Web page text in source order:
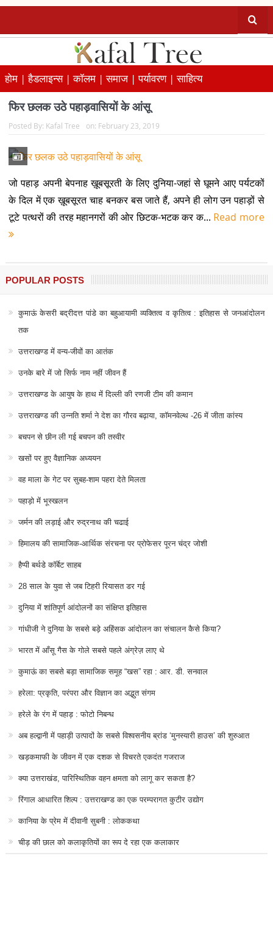
होम |हैडलाइन्स |कॉलम |समाज |पर्यावरण |साहित्य
फिर छलक उठे पहाड़वासियों के आंसू
Posted By: Kafal Tree on: February 23, 2019
जो पहाड़ अपनी बेपनाह ख़ूबसूरती के लिए दुनिया-जहां से घूमने आए पर्यटकों
के दिल में एक ख़ूबसूरत चाह बनकर बस जाते हैं, अपने ही लोग उन पहाड़ों से
टूटे पत्थरों की तरह महानगरों की ओर छिटक-भटक कर क... Read more
POPULAR POSTS
कुमाऊं केसरी बद्रीदत्त पांडे का बहुआयामी व्यक्तित्व व कृतित्व : इतिहास से जनआंदोलन
तक
उत्तराखण्ड में वन्य-जीवों का आतंक
उनके बारे में जो सिर्फ नाम नहीं जीवन हैं
उत्तराखण्ड के आयुष के हाथ में दिल्ली की रणजी टीम की कमान
उत्तराखण्ड की उन्नति शर्मा ने देश का गौरव बढ़ाया, कॉमनवेल्थ -26 में जीता कांस्य
बचपन से छीन ली गई बचपन की तस्वीर
खसों पर हुए वैज्ञानिक अध्ययन
वह माला के गेट पर सुबह-शाम पहरा देते मिलता
पहाड़ो में भूस्खलन
जर्मन की लड़ाई और रुद्रनाथ की चढाई
हिमालय की सामाजिक-आर्थिक संरचना पर प्रोफेसर पूरन चंद्र जोशी
हैप्पी बर्थडे कॉर्बेट साहब
28 साल के युवा से जब टिहरी रियासत डर गई
दुनिया में शांतिपूर्ण आंदोलनों का संक्षिप्त इतिहास
गांधीजी ने दुनिया के सबसे बड़े अहिंसक आंदोलन का संचालन कैसे किया?
भारत में आँसू गैस के गोले सबसे पहले अंग्रेज़ लाए थे
कुमाऊं का सबसे बड़ा सामाजिक समूह “खस” रहा : आर. डी. सनवाल
हरेला: प्रकृति, परंपरा और विज्ञान का अद्भुत संगम
हरेले के रंग में पहाड़ : फोटो निबन्ध
अब हल्द्वानी में पहाड़ी उत्पादों के सबसे विश्वसनीय ब्रांड ‘मुनस्यारी हाउस’ की शुरुआत
खड़कमाफी के जीवन में एक दशक से विचरते एकदंत गजराज
क्या उत्तराखंड, पारिस्थितिक वहन क्षमता को लागू कर सकता है?
रिंगाल आधारित शिल्प : उत्तराखण्ड का एक परम्परागत कुटीर उद्योग
कानिया के प्रेम में दीवानी सुबनी : लोककथा
चीड़ की छाल को कलाकृतियों का रूप दे रहा एक कलाकार